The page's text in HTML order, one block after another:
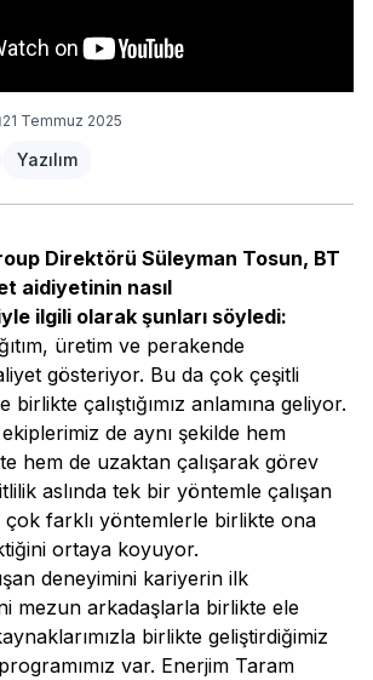
21 Temmuz 2025
Yazılım
Direktörü Süleyman Tosun, BT
aidiyetinin nasıl
ilgili olarak şunları söyledi:
üretim ve perakende
gösteriyor. Bu da çok çeşitli
çalıştığımız anlamına geliyor.
de aynı şekilde hem
hem de uzaktan çalışarak görev
aslında tek bir yöntemle çalışan
çok farklı yöntemlerle birlikte ona
ortaya koyuyor.
deneyimini kariyerin ilk
mezun arkadaşlarla birlikte ele
birlikte geliştirdiğimiz
var. Enerjim Taram